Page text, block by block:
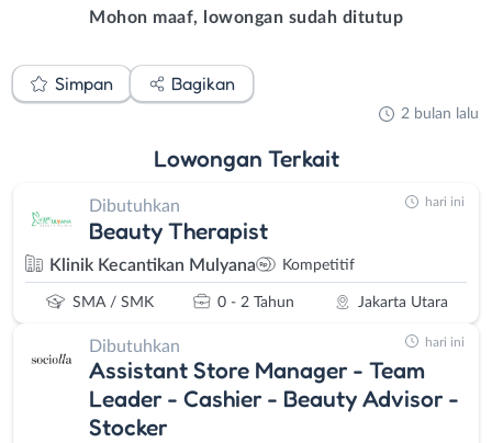
Mohon maaf, lowongan sudah ditutup
Simpan Bagikan
2 bulan lalu
Lowongan Terkait
Dibutuhkan
Beauty Therapist
Klinik Kecantikan Mulyana Kompetitif
SMA / SMK 0 - 2 Tahun Jakarta Utara
hari ini
Dibutuhkan
Assistant Store Manager - Team
Leader - Cashier - Beauty Advisor -
Stocker
hari ini